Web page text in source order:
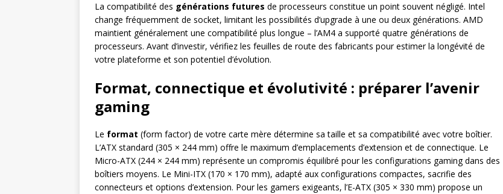
La compatibilité des générations futures de processeurs constitue un point souvent négligé. Intel
change fréquemment de socket, limitant les possibilités d’upgrade à une ou deux générations. AMD
maintient généralement une compatibilité plus longue – l’AM4 a supporté quatre générations de
processeurs. Avant d’investir, vérifiez les feuilles de route des fabricants pour estimer la longévité de
votre plateforme et son potentiel d’évolution.
Format, connectique et évolutivité : préparer l’avenir
gaming
Le format (form factor) de votre carte mère détermine sa taille et sa compatibilité avec votre boîtier.
L’ATX standard (305 × 244 mm) offre le maximum d’emplacements d’extension et de connectique. Le
Micro-ATX (244 × 244 mm) représente un compromis équilibré pour les configurations gaming dans des
boîtiers moyens. Le Mini-ITX (170 × 170 mm), adapté aux configurations compactes, sacrifie des
connecteurs et options d’extension. Pour les gamers exigeants, l’E-ATX (305 × 330 mm) propose un